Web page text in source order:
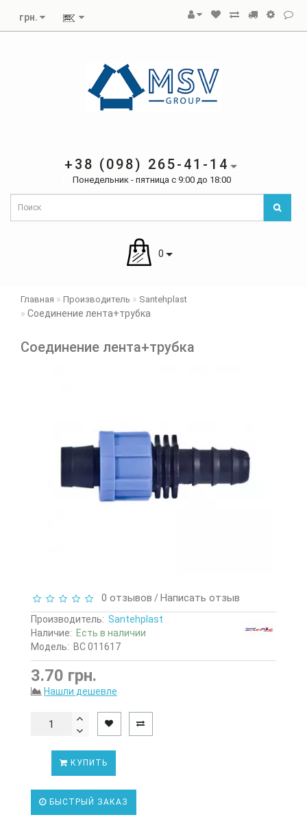
грн.
+38 (098) 265-41-14
Понедельник - пятница с 9:00 до 18:00
0
Главная Производитель Santehplast
Соединение лента+трубка
Соединение лента+трубка
0 отзывов /Написать отзыв
Производитель: Santehplast
Наличие: Есть в наличии
Модель: ВС 011617
3.70 грн.
Нашли дешевле
КУПИТЬ
БЫСТРЫЙ ЗАКАЗ